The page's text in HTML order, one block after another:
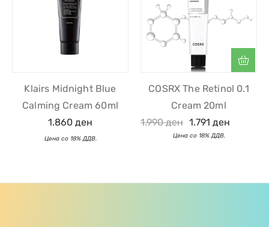
Klairs Midnight Blue
Calming Cream 60ml
1.860 ден
COSRX The Retinol 0.1
Cream 20ml
1.990ден 1.791 ден